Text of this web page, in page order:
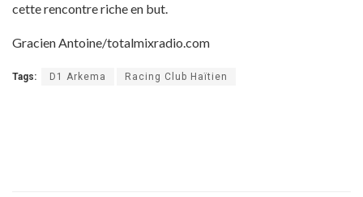
cette rencontre riche en but.
Gracien Antoine/totalmixradio.com
Tags: D1 Arkema Racing Club Haïtien